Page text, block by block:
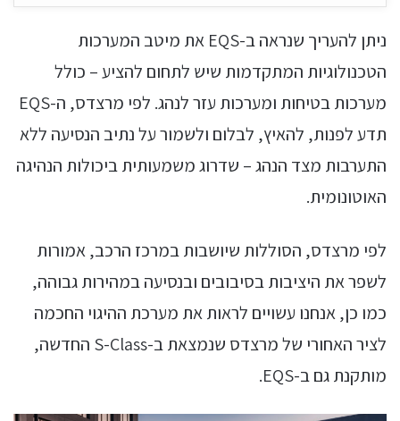
ניתן להעריך שנראה ב-EQS את מיטב המערכות
הטכנולוגיות המתקדמות שיש לתחום להציע – כולל
מערכות בטיחות ומערכות עזר לנהג. לפי מרצדס, ה-EQS
תדע לפנות, להאיץ, לבלום ולשמור על נתיב הנסיעה ללא
התערבות מצד הנהג – שדרוג משמעותית ביכולות הנהיגה
האוטונומית.
לפי מרצדס, הסוללות שיושבות במרכז הרכב, אמורות
לשפר את היציבות בסיבובים ובנסיעה במהירות גבוהה,
כמו כן, אנחנו עשויים לראות את מערכת ההיגוי החכמה
לציר האחורי של מרצדס שנמצאת ב-S-Class החדשה,
מותקנת גם ב-EQS.